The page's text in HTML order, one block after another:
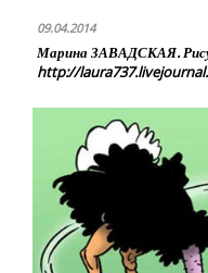
09.04.2014
Марина ЗАВАДСКАЯ.
http://